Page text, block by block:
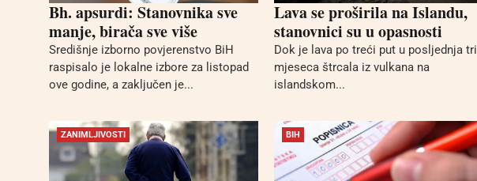
Bh. apsurdi: Stanovnika sve
manje, birača sve više
Središnje izborno povjerenstvo BiH
raspisalo je lokalne izbore za listopad
ove godine, a zaključen je...
Lava se proširila na Islandu,
stanovnici su u opasnosti
Dok je lava po treći put u posljednja tri
mjeseca štrcala iz vulkana na
islandskom...
ZANIMLJIVOSTI BIH